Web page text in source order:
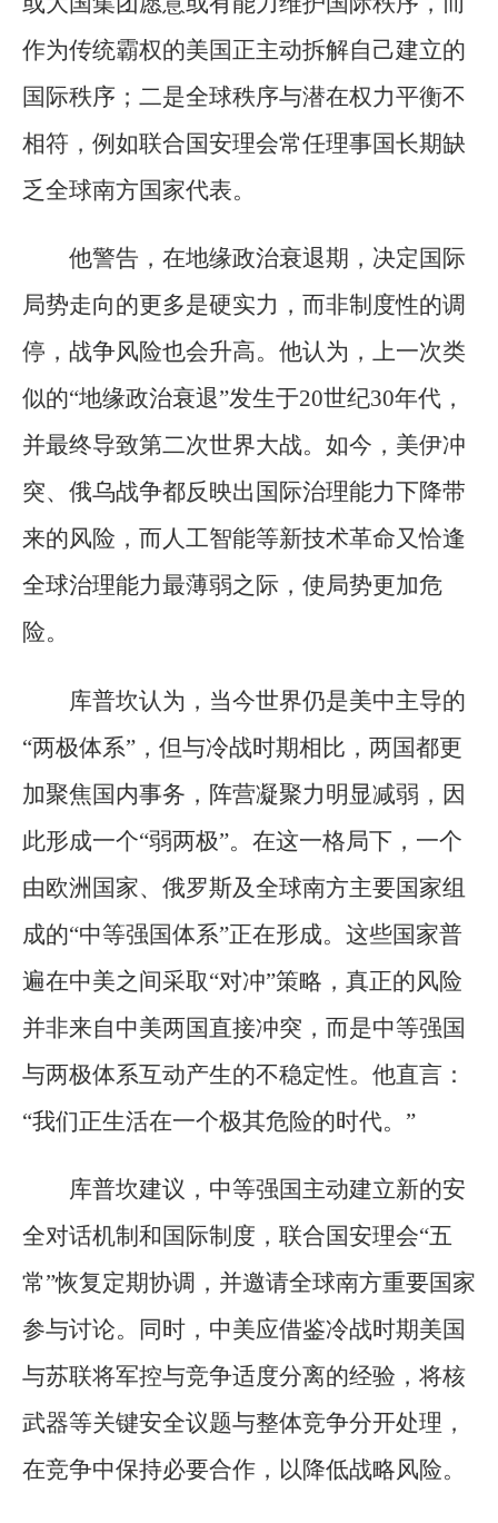
作为传统霸权的美国正主动拆解自己建立的
国际秩序；二是全球秩序与潜在权力平衡不
相符，例如联合国安理会常任理事国长期缺
乏全球南方国家代表。
他警告，在地缘政治衰退期，决定国际
局势走向的更多是硬实力，而非制度性的调
停，战争风险也会升高。他认为，上一次类
似的“地缘政治衰退”发生于20世纪30年代，
并最终导致第二次世界大战。如今，美伊冲
突、俄乌战争都反映出国际治理能力下降带
来的风险，而人工智能等新技术革命又恰逢
全球治理能力最薄弱之际，使局势更加危
险。
库普坎认为，当今世界仍是美中主导的
“两极体系”，但与冷战时期相比，两国都更
加聚焦国内事务，阵营凝聚力明显减弱，因
此形成一个“弱两极”。在这一格局下，一个
由欧洲国家、俄罗斯及全球南方主要国家组
成的“中等强国体系”正在形成。这些国家普
遍在中美之间采取“对冲”策略，真正的风险
并非来自中美两国直接冲突，而是中等强国
与两极体系互动产生的不稳定性。他直言：
“我们正生活在一个极其危险的时代。”
库普坎建议，中等强国主动建立新的安
全对话机制和国际制度，联合国安理会“五
常”恢复定期协调，并邀请全球南方重要国家
参与讨论。同时，中美应借鉴冷战时期美国
与苏联将军控与竞争适度分离的经验，将核
武器等关键安全议题与整体竞争分开处理，
在竞争中保持必要合作，以降低战略风险。